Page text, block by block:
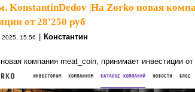
KonstantinDedov На Zorko новая
от 28'250 руб
2025, 15:56 Константин
компания meat_coin, принимает инвестиции от